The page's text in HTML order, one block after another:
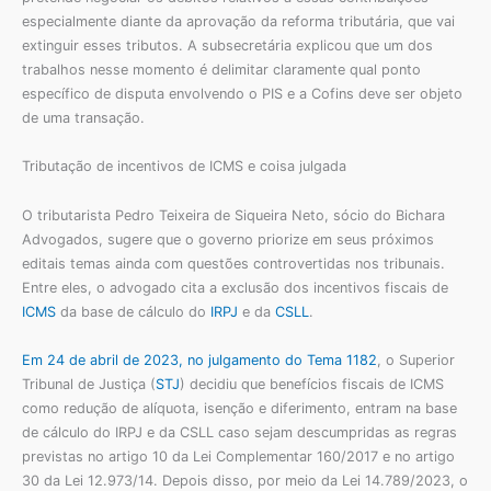
especialmente diante da aprovação da reforma tributária, que vai
extinguir esses tributos. A subsecretária explicou que um dos
trabalhos nesse momento é delimitar claramente qual ponto
específico de disputa envolvendo o PIS e a Cofins deve ser objeto
de uma transação.
Tributação de incentivos de ICMS e coisa julgada
O tributarista Pedro Teixeira de Siqueira Neto, sócio do Bichara
Advogados, sugere que o governo priorize em seus próximos
editais temas ainda com questões controvertidas nos tribunais.
Entre eles, o advogado cita a exclusão dos incentivos fiscais de
ICMS da base de cálculo do IRPJ e da CSLL .
Em 24 de abril de 2023, no julgamento do Tema 1182, o Superior
Tribunal de Justiça (STJ) decidiu que benefícios fiscais de ICMS
como redução de alíquota, isenção e diferimento, entram na base
de cálculo do IRPJ e da CSLL caso sejam descumpridas as regras
previstas no artigo 10 da Lei Complementar 160/2017 e no artigo
30 da Lei 12.973/14. Depois disso, por meio da Lei 14.789/2023, o